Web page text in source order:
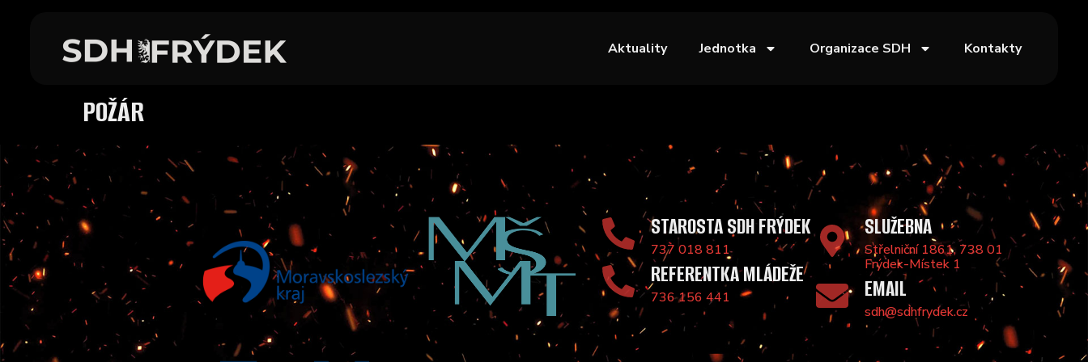
Aktuality Jednotka Organizace SDH Kontakty
POŽÁR
SLUŽEBNA
Střelniční 1861, 738 01
Frýdek-Místek 1
EMAIL
sdh@sdhfrydek.cz
STAROSTA SDH FRÝDEK
737 018 811
REFERENTKA MLÁDEŽE
736 156 441